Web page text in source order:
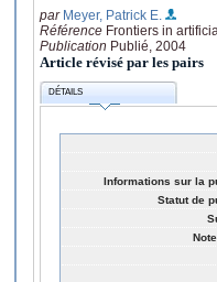
par Meyer, Patrick E.
Référence Frontiers in
Publication Publié, 2004
Article révisé par les pairs
DÉTAILS
Informations sur la
Statut de